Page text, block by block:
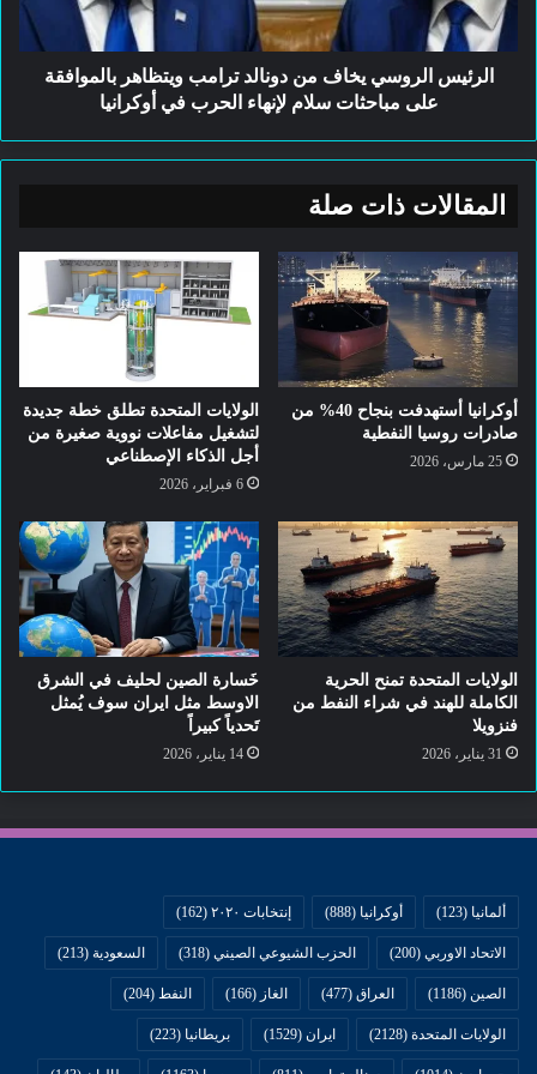
الأمريكية لتطوير أنظمتهِ
دراسة شاملة مهمة حول تأثير
تناول القهوة على صحة الكبد
3 يوليو، 2026
بيان للفاتيكان بعد زيارة وزير
الخارجية الامريكي يكشف عن
توترات غير مسبوقة
8 مايو، 2026
وقالت، بأن هذه ليست المرة الأولى التي
تكون فيها طلعات جوية من هذا النوع، فهي
ليست من العدم… هل سنطلب تفسيرًا؟
نعم، ولكن كجزء من تنسيقنا معهم.
وفي أمر تنفيذي صدر مؤخرًا، دعا دونالد
ترامب إدارته إلى تقديم توصية بشأن ما إذا
كان ينبغي تصنيف عصابات تجارة
وقالت الرئيسة المكسيكية، بأن بلادها على
إتصال وثيق بالولايات المتحدة وأنها لا تعتقد
أن إدارة دونالد ترامب ستتخذ إجراءً
بالموافقة
على
مباحثات
سلام
الحرب
أوكرانيا
الرئيس الروسي يخاف من دونالد ترامب ويتظاهر بالموافقة
على مباحثات سلام لإنهاء الحرب في أوكرانيا
المقالات ذات صلة
أوكرانيا أستهدفت بنجاح 40% من
صادرات روسيا النفطية
25 مارس، 2026
الولايات المتحدة تطلق خطة جديدة
لتشغيل مفاعلات نووية صغيرة من
أجل الذكاء الإصطناعي
6 فبراير، 2026
الولايات المتحدة تمنح الحرية
الكاملة للهند في شراء النفط من
فنزويلا
31 يناير، 2026
خَسارة الصين لحليف في الشرق
الاوسط مثل ايران سوف يُمثل
تَحدياً كبيراً
14 يناير، 2026
ألمانيا (123) أوكرانيا (888) إنتخابات ٢٠٢٠ (162)
الاتحاد الاوربي (200) الحزب الشيوعي الصيني (318) السعودية (213)
الصين (1186) العراق (477) الغاز (166) النفط (204)
الولايات المتحدة (2128) ايران (1529) بريطانيا (223)